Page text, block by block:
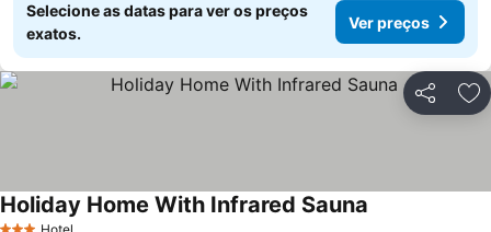
Selecione as datas para ver os preços
exatos.
Ver preços
Partilhar
Hotel
Holiday Home With Infrared Sauna